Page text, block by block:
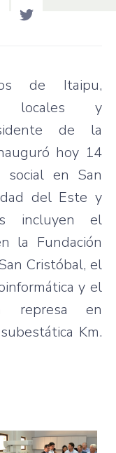
de Itaipu,
locales y
de la
hoy 14
social en San
del Este y
incluyen el
la Fundación
Cristóbal, el
y el
represa en
Km.